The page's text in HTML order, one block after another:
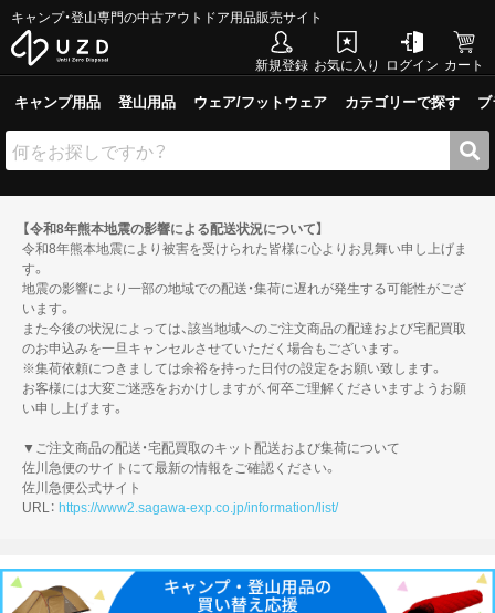
キャンプ・登山専門の中古アウトドア用品販売サイト
新規登録 お気に入り ログイン カート
キャンプ用品 登山用品 ウェア/フットウェア カテゴリーで探す
【令和8年熊本地震の影響による配送状況について】
令和8年熊本地震により被害を受けられた皆様に心よりお見舞い申し上げま
す。
地震の影響により一部の地域での配送・集荷に遅れが発生する可能性がござ
います。
また今後の状況によっては、該当地域へのご注文商品の配達および宅配買取
のお申込みを一旦キャンセルさせていただく場合もございます。
※集荷依頼につきましては余裕を持った日付の設定をお願い致します。
お客様には大変ご迷惑をおかけしますが、何卒ご理解くださいますようお願
い申し上げます。
▼ご注文商品の配送・宅配買取のキット配送および集荷について
佐川急便のサイトにて最新の情報をご確認ください。
佐川急便公式サイト
URL： https://www2.sagawa-exp.co.jp/information/list/